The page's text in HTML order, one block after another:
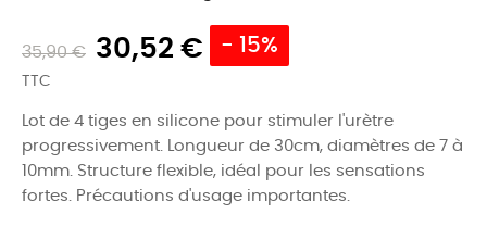
35,90 € 30,52 € - 15%
TTC
Lot de 4 tiges en silicone pour stimuler l'urètre
progressivement. Longueur de 30cm, diamètres de 7 à
10mm. Structure flexible, idéal pour les sensations
fortes. Précautions d'usage importantes.